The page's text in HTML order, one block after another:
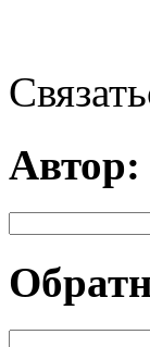
Автор: